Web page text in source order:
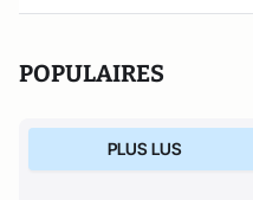
POPULAIRES
PLUS LUS